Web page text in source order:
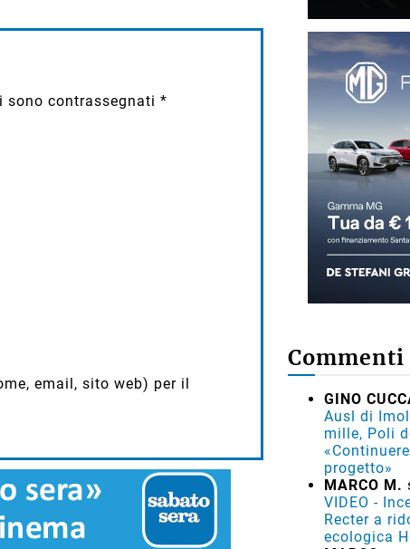
sono contrassegnati *
email, sito web) per il
GINO
Ausl di
mille, Poli
progetto»
MARCO M.
VIDEO -
Recter a
ecologica